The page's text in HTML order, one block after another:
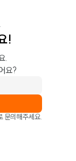
!
.
요?
문의해주세요.